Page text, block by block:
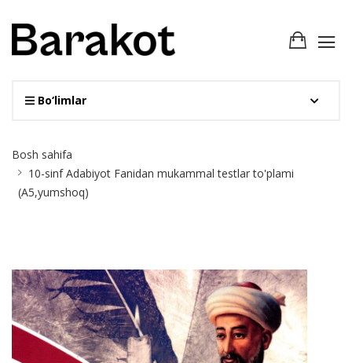
Bo‘limlar
Breadcrumb
Bosh sahifa
10-sinf Adabiyot Fanidan mukammal testlar to'plami
(A5,yumshoq)